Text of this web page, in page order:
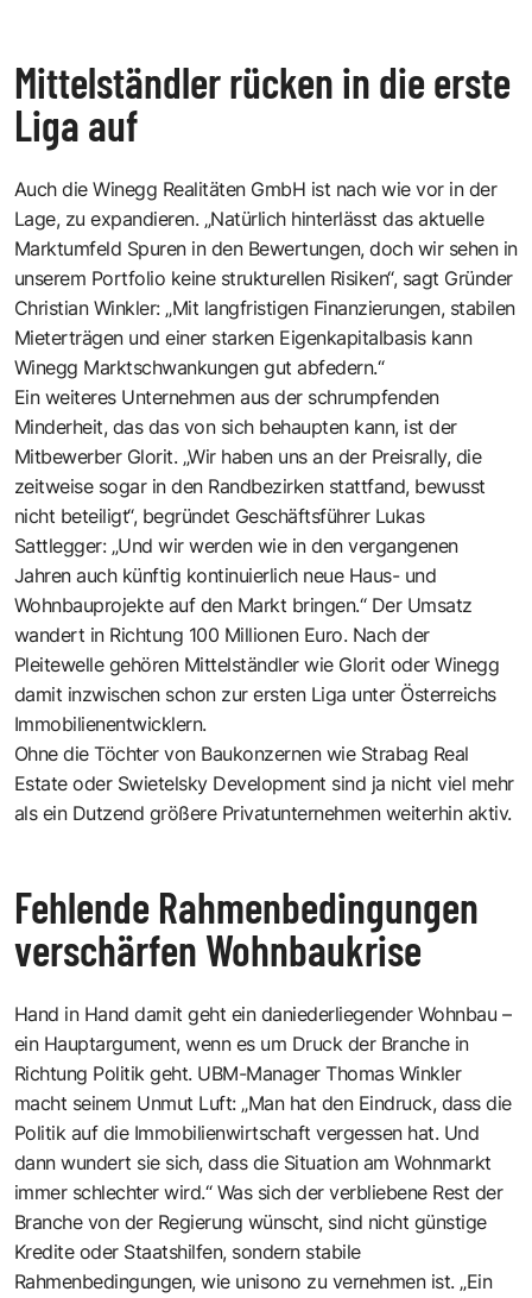
Mittelständler rücken in die erste
Liga auf
Auch die Winegg Realitäten GmbH ist nach wie vor in der
Lage, zu expandieren. „Natürlich hinterlässt das aktuelle
Marktumfeld Spuren in den Bewertungen, doch wir sehen in
unserem Portfolio keine strukturellen Risiken“, sagt Gründer
Christian Winkler: „Mit langfristigen Finanzierungen, stabilen
Mieterträgen und einer starken Eigenkapitalbasis kann
Winegg Marktschwankungen gut abfedern.“
Ein weiteres Unternehmen aus der schrumpfenden
Minderheit, das das von sich behaupten kann, ist der
Mitbewerber Glorit. „Wir haben uns an der Preisrally, die
zeitweise sogar in den Randbezirken stattfand, bewusst
nicht beteiligt“, begründet Geschäftsführer Lukas
Sattlegger: „Und wir werden wie in den vergangenen
Jahren auch künftig kontinuierlich neue Haus- und
Wohnbauprojekte auf den Markt bringen.“ Der Umsatz
wandert in Richtung 100 Millionen Euro. Nach der
Pleitewelle gehören Mittelständler wie Glorit oder Winegg
damit inzwischen schon zur ersten Liga unter Österreichs
Immobilienentwicklern.
Ohne die Töchter von Baukonzernen wie Strabag Real
Estate oder Swietelsky Development sind ja nicht viel mehr
als ein Dutzend größere Privatunternehmen weiterhin aktiv.
Fehlende Rahmenbedingungen
verschärfen Wohnbaukrise
Hand in Hand damit geht ein daniederliegender Wohnbau –
ein Hauptargument, wenn es um Druck der Branche in
Richtung Politik geht. UBM-Manager Thomas Winkler
macht seinem Unmut Luft: „Man hat den Eindruck, dass die
Politik auf die Immobilienwirtschaft vergessen hat. Und
dann wundert sie sich, dass die Situation am Wohnmarkt
immer schlechter wird.“ Was sich der verbliebene Rest der
Branche von der Regierung wünscht, sind nicht günstige
Kredite oder Staatshilfen, sondern stabile
Rahmenbedingungen, wie unisono zu vernehmen ist. „Ein